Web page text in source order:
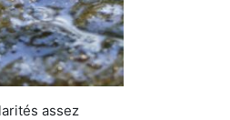
assez